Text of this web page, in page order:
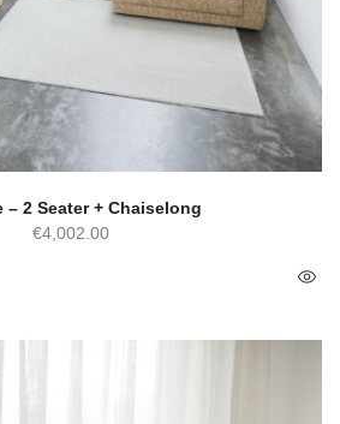
– 2 Seater + Chaiselong
€4,002.00